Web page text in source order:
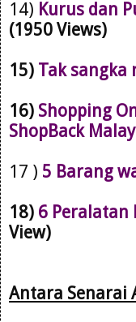
14) Kurus dan
(1950 Views)
15) Tak
16) Shopping
ShopBack
17 ) 5 Barang
18) 6 Peralatan
View)
Antara Senarai